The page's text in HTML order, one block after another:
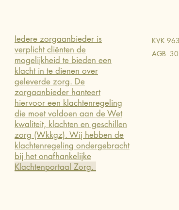
KVK
AGB
Iedere zorgaanbieder is
verplicht cliënten de
mogelijkheid te bieden een
klacht in te dienen over
geleverde zorg. De
zorgaanbieder hanteert
hiervoor een klachtenregeling
die moet voldoen aan de Wet
kwaliteit, klachten en geschillen
zorg (Wkkgz). Wij hebben de
klachtenregeling ondergebracht
bij het onafhankelijke
Klachtenportaal Zorg.